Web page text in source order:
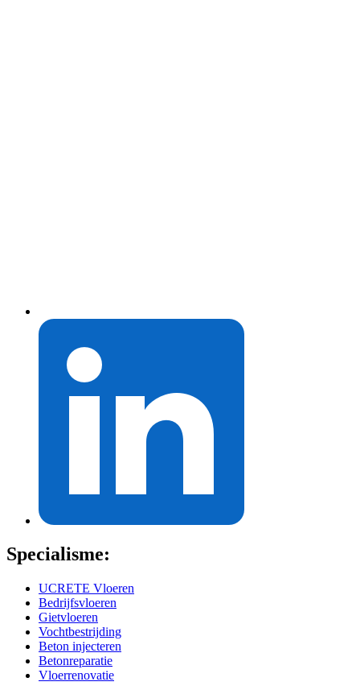
Specialisme:
UCRETE Vloeren
Bedrijfsvloeren
Gietvloeren
Vochtbestrijding
Beton injecteren
Betonreparatie
Vloerrenovatie